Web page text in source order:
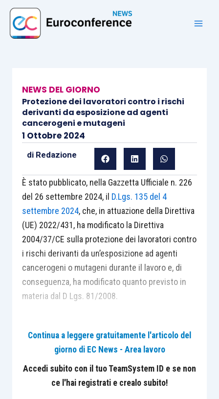
contenuto
NEWS DEL GIORNO
Protezione dei lavoratori contro i rischi
derivanti da esposizione ad agenti
cancerogeni e mutageni
1 Ottobre 2024
di Redazione
È stato pubblicato, nella Gazzetta Ufficiale n. 226
del 26 settembre 2024, il D.Lgs. 135 del 4
settembre 2024, che, in attuazione della Direttiva
(UE) 2022/431, ha modificato la Direttiva
2004/37/CE sulla protezione dei lavoratori contro
i rischi derivanti da un’esposizione ad agenti
cancerogeni o mutageni durante il lavoro e, di
conseguenza, ha modificato quanto previsto in
materia dal D Lgs. 81/2008.
Continua a leggere gratuitamente l'articolo del
giorno di EC News - Area lavoro
Accedi subito con il tuo TeamSystem ID e se non
ce l'hai registrati e crealo subito!